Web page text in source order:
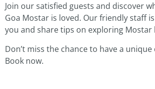
Join our satisfied guests and discover
Goa Mostar is loved. Our friendly staff
you and share tips on exploring Mostar
Don’t miss the chance to have a unique
Book now.